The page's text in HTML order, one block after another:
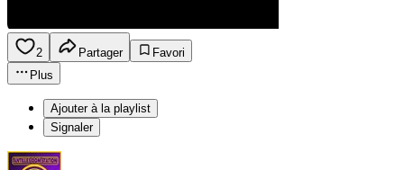
2 Partager
Favori
Plus
Ajouter à la playlist
Signaler